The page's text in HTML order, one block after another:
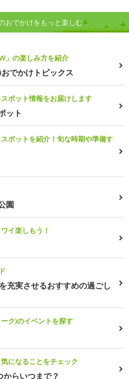
おでかけをもっと楽しむ
」の楽しみ方を紹介
でかけトピックス
ポット情報をお届けします
ット
ポットを紹介！旬な時期や準備す
園
イ楽しもう！
充実させるおすすめの過ごし
ク)のイベントを探す
になることをチェック
らいつまで？